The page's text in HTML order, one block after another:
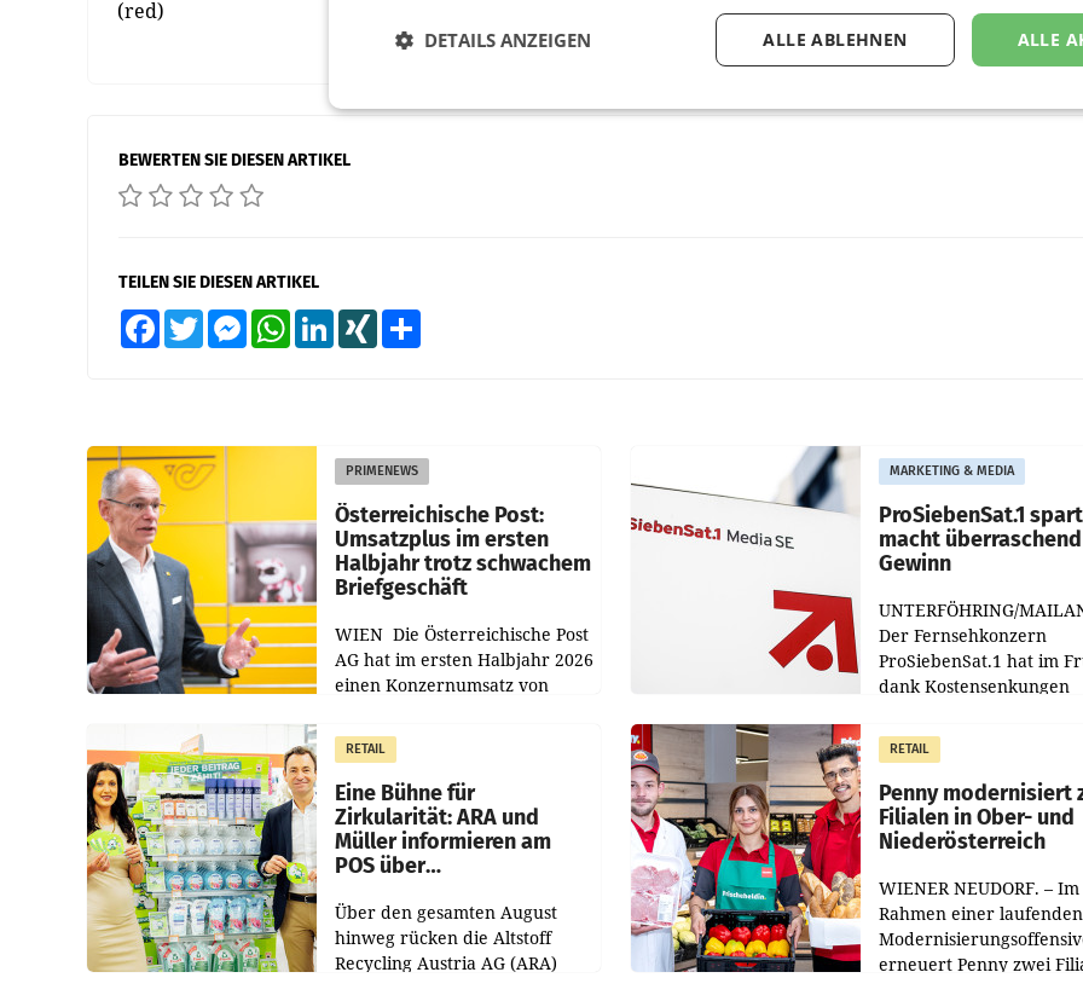
(red)
BEWERTEN SIE DIESEN ARTIKEL
TEILEN SIE DIESEN ARTIKEL
FacebookTwitter MessengerWhatsAppLinkedInXING
PRIMENEWS
Österreichische Post:
Umsatzplus im ersten
Halbjahr trotz schwachem
Briefgeschäft
WIEN Die Österreichische Post
AG hat im ersten Halbjahr 2026
einen Konzernumsatz von
erwirtschaftet, was einem Plus
von 3,8 Prozent gegenüber
dem Vergleichszeitraum
MARKETING & MEDIA
ProSiebenSat.1
macht
Gewinn
UNTERFÖHRING/
Der Fernsehkonzern
ProSiebenSat.1 hat im
dank Kostensenkungen
gemacht und die
Markterwartung deutlich
übertroffen.
RETAIL
Eine Bühne für
Zirkularität: ARA und
Müller informieren am
POS über
Über den gesamten August
hinweg rücken die Altstoff
Recycling Austria AG (ARA)
RETAIL
Penny modernisiert
Filialen in Ober- und
Niederösterreich
WIENER NEUDORF. – Im
Rahmen einer laufenden
erneuert Penny zwei
ALLE
ALLE ABLEHNEN
DETAILS ANZEIGEN